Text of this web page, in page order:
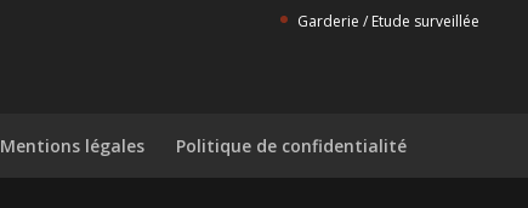
Garderie / Etude surveillée
Mentions légales Politique de confidentialité